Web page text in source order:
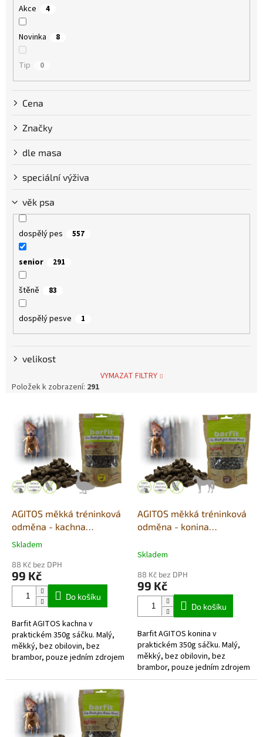
Akce 4
Novinka 8
Tip 0
Cena
Značky
dle masa
speciální výživa
věk psa
dospělý pes 557
senior 291
štěně 83
dospělý pesve 1
velikost
VYMAZAT FILTRY
Položek k zobrazení: 291
AGITOS měkká tréninková
odměna - kachna
monoprotein 350g
Průměrné
produktu
je
hvězdiček.
Skladem
88 Kč bez DPH
99 Kč
Do košíku
Barfit AGITOS kachna v
praktickém 350g sáčku. Malý,
měkký, bez obilovin, bez
brambor, pouze jedním zdrojem
převážně z čerstvých...
AGITOS měkká tréninková
odměna - konina
Skladem
88 Kč bez DPH
99 Kč
Do košíku
Barfit AGITOS konina v
praktickém 350g sáčku. Malý,
měkký, bez obilovin, bez
brambor, pouze jedním zdrojem
živočišných bílkovin a vyrobený